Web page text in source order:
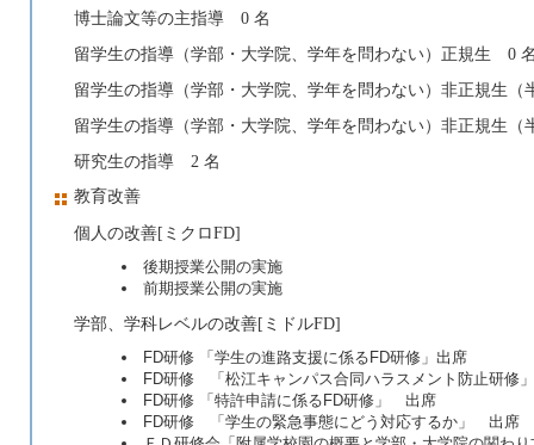
博士論文等の主指導 0 名
留学生の指導（学部・大学院、学年を問わない）正規生 0
留学生の指導（学部・大学院、学年を問わない）非正規生
留学生の指導（学部・大学院、学年を問わない）非正規生
研究生の指導 2 名
教育改善
個人の改善[ミクロFD]
後期授業公開の実施
前期授業公開の実施
学部、学科レベルの改善[ミドルFD]
FD研修 「学生の進路支援に係るFD研修」出席
FD研修 「松江キャンパス合同ハラスメント防止研修
FD研修 「特許申請に係るFD研修」 出席
FD研修 「学生の緊急事態にどう対応するか」 出席